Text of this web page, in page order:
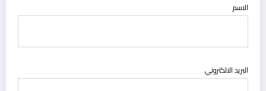
الاسم
البريد الالكتروني